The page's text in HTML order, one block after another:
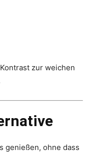
zur weichen
genießen, ohne dass